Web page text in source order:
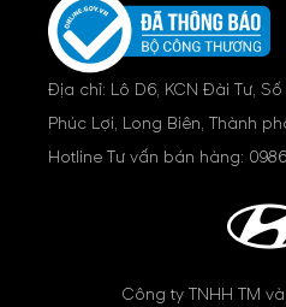
Địa chỉ: Lô D6, KCN Đài Tư,
Phúc Lợi, Long Biên, Thành
Hotline Tư vấn bán hàng:
Công ty TNHH TM